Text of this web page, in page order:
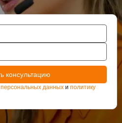
персональных данных и политику